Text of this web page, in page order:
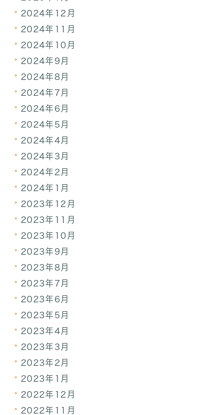
2024年12月
2024年11月
2024年10月
2024年9月
2024年8月
2024年7月
2024年6月
2024年5月
2024年4月
2024年3月
2024年2月
2024年1月
2023年12月
2023年11月
2023年10月
2023年9月
2023年8月
2023年7月
2023年6月
2023年5月
2023年4月
2023年3月
2023年2月
2023年1月
2022年12月
2022年11月